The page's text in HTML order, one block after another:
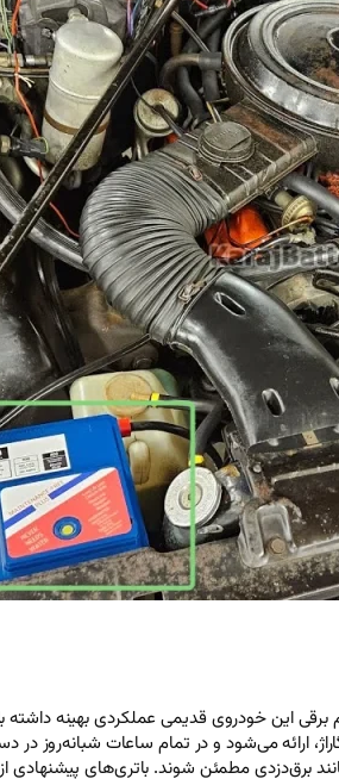
ارائه می‌شود و در تمام ساعات
برق‌دزدی مطمئن شوند. باتری‌های پیشنهادی از